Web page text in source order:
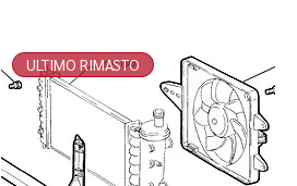
ULTIMO RIMASTO